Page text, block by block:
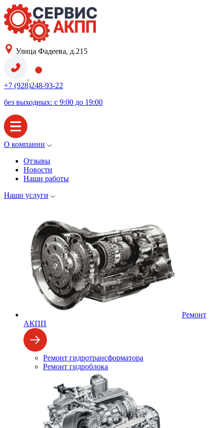
Улица Фадеева, д.215
+7 (928)248-93-22
без выходных: с 9:00 до 19:00
О компании
Отзывы
Новости
Наши работы
Наши услуги
Ремонт
АКПП
Ремонт гидротрансформатора
Ремонт гидроблока